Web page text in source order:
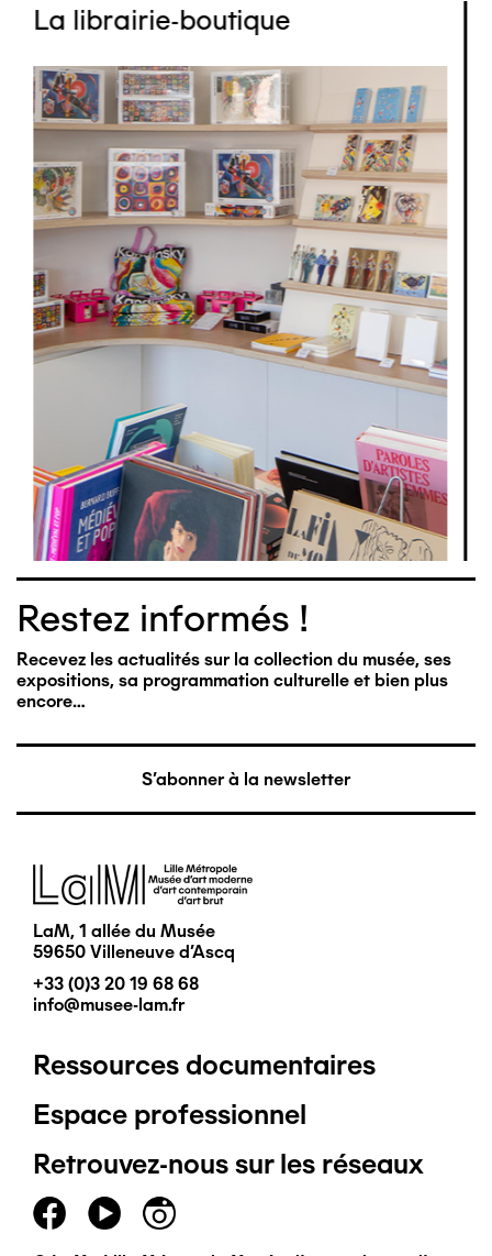
La librairie-boutique
Image
Restez informés !
Recevez les actualités sur la collection du musée, ses
expositions, sa programmation culturelle et bien plus
encore…
S'abonner à la newsletter
Image
LaM, 1 allée du Musée
59650 Villeneuve d'Ascq
+33 (0)3 20 19 68 68
info@musee-lam.fr
Pied
de
page
principal
Ressources documentaires
Espace professionnel
Retrouvez-nous sur les réseaux